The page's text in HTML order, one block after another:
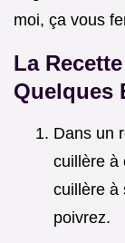
moi, ça vous
La
Quelques
Dans un
cuillère à
cuillère à
poivrez.